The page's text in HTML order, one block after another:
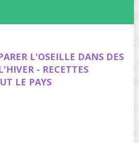
L'OSEILLE DANS DES
- RECETTES
LE PAYS